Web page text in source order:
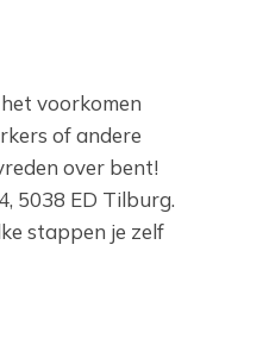
voorkomen
of andere
over bent!
5038 ED Tilburg.
stappen je zelf